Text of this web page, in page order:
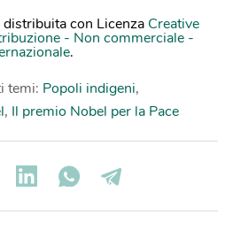
distribuita con Licenza Creative
- Non commerciale -
.
temi: Popoli indigeni,
, Il premio Nobel per la Pace